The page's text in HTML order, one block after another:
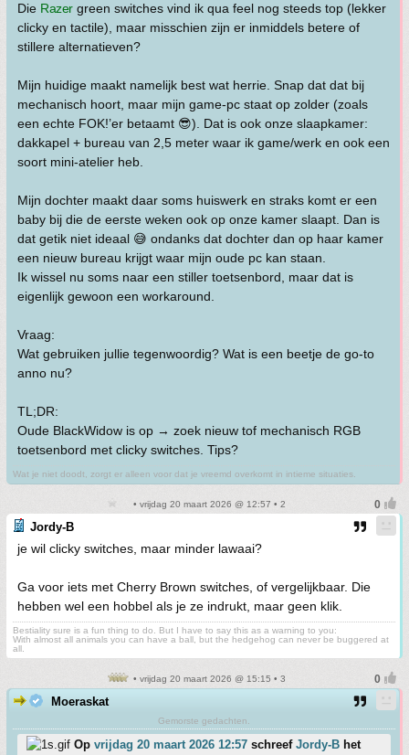
Die Razergreen switches vind ik qua feel nog steeds top (lekker
clicky en tactile), maar misschien zijn er inmiddels betere of
stillere alternatieven?
Mijn huidige maakt namelijk best wat herrie. Snap dat dat bij
mechanisch hoort, maar mijn game-pc staat op zolder (zoals
een echte FOK!’er betaamt 😎). Dat is ook onze slaapkamer:
dakkapel + bureau van 2,5 meter waar ik game/werk en ook een
soort mini-atelier heb.
Mijn dochter maakt daar soms huiswerk en straks komt er een
baby bij die de eerste weken ook op onze kamer slaapt. Dan is
dat getik niet ideaal 😅 ondanks dat dochter dan op haar kamer
een nieuw bureau krijgt waar mijn oude pc kan staan.
Ik wissel nu soms naar een stiller toetsenbord, maar dat is
eigenlijk gewoon een workaround.
Vraag:
Wat gebruiken jullie tegenwoordig? Wat is een beetje de go-to
anno nu?
TL;DR:
Oude BlackWidow is op → zoek nieuw tof mechanisch RGB
toetsenbord met clicky switches. Tips?
Wat je niet doodt, zorgt er alleen voor dat je vreemd overkomt in intieme situaties.
• vrijdag 20 maart 2026 @ 12:57 • 2
Jordy-B
je wil clicky switches, maar minder lawaai?
Ga voor iets met Cherry Brown switches, of vergelijkbaar. Die
hebben wel een hobbel als je ze indrukt, maar geen klik.
Bestiality sure is a fun thing to do. But I have to say this as a warning to you:
With almost all animals you can have a ball, but the hedgehog can never be buggered at
all.
• vrijdag 20 maart 2026 @ 15:15 • 3
Moeraskat
Gemorste gedachten.
Op vrijdag 20 maart 2026 12:57 schreef Jordy-B het